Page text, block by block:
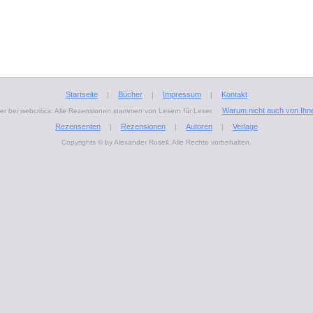
Startseite | Bücher | Impressum | Kontakt
bei webcritics: Alle Rezensionen stammen von Lesern für Leser.
Warum nicht auch von
Rezensenten
| Rezensionen | Autoren | Verlage
Copyrights © by Alexander Rosell. Alle Rechte vorbehalten.